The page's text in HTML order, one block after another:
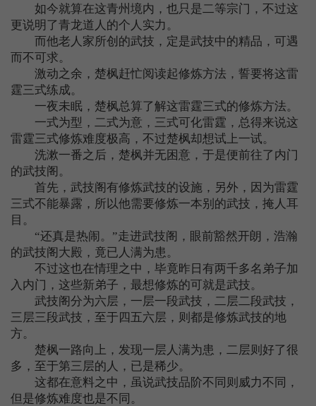
如今就算在这青州境内，也只是二等宗门，不过这
更说明了青龙道人的个人实力。
而他老人家所创的武技，定是武技中的精品，可遇
而不可求。
激动之余，楚枫赶忙阅读起修炼方法，誓要将这雷
霆三式练成。
一夜未眠，楚枫总算了解这雷霆三式的修炼方法。
一式为型，二式为意，三式可化雷霆，总得来说这
雷霆三式修炼难度极高，不过楚枫却想试上一试。
洗漱一番之后，楚枫并无困意，于是便前往了内门
的武技阁。
首先，武技阁有修炼武技的设施，另外，因为雷霆
三式不能暴露，所以他需要修炼一本别的武技，掩人耳
目。
“还真是热闹。”走进武技阁，眼前豁然开朗，浩瀚
的武技阁大殿，竟已人满为患。
不过这也在情理之中，毕竟昨日有两千多名弟子加
入内门，这些新弟子，最想修炼的可就是武技。
武技阁分为六层，一层一段武技，二层二段武技，
三层三段武技，至于四五六层，则都是修炼武技的地
方。
楚枫一路向上，发现一层人满为患，二层则好了很
多，至于第三层的人，已是稀少。
这都在意料之中，虽说武技品阶不同则威力不同，
但是修炼难度也是不同。